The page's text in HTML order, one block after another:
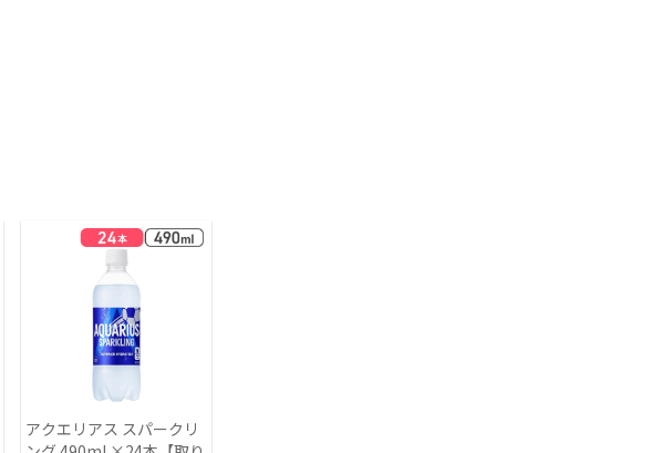
アクエリアス スパークリ